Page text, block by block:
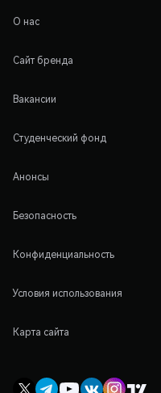
О нас
Сайт бренда
Вакансии
Студенческий фонд
Анонсы
Безопасность
Конфиденциальность
Условия использования
Карта сайта